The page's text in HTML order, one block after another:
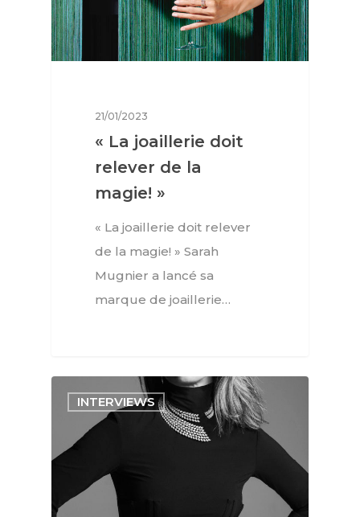
21/01/2023
« La joaillerie doit
relever de la
magie! »
« La joaillerie doit relever
de la magie! » Sarah
Mugnier a lancé sa
marque de joaillerie…
INTERVIEWS